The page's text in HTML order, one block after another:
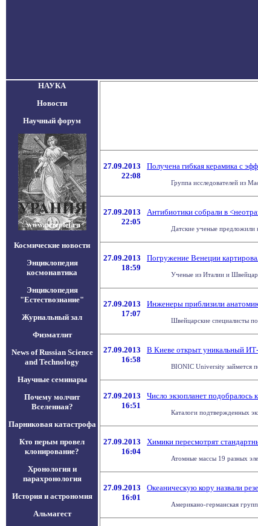
НАУКА
Новости
Научный форум
Космические новости
Энциклопедия
космонавтика
Энциклопедия
"Естествознание"
Журнальный зал
Физматлит
News of Russian Science
and Technology
Научные семинары
Почему молчит
Вселенная?
Парниковая катастрофа
Кто перым провел
клонирование?
Хронология и
парахронология
История и астрономия
Альмагест
27.09.2013
22:08
Получена гибкая керамика с
Группа исследователей из
27.09.2013
22:05
Антибиотики собрали в
Датские ученые предложили
27.09.2013
18:59
Погружение Венеции
Ученые из Италии и
27.09.2013
17:07
Инженеры приблизили
Швейцарские специалисты
27.09.2013
16:58
В Киеве открыт уникальный
BIONIC University займется
27.09.2013
16:51
Число экзопланет подобралось
Каталоги подтвержденных
27.09.2013
16:04
Химики пересмотрят
Атомные массы 19 разных
27.09.2013
16:01
Океаническую кору назвали
Американо-германская